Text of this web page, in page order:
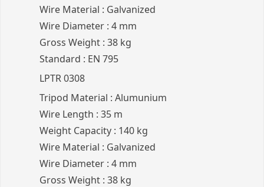
Wire Material : Galvanized
Wire Diameter : 4 mm
Gross Weight : 38 kg
Standard : EN 795
LPTR 0308
Tripod Material : Alumunium
Wire Length : 35 m
Weight Capacity : 140 kg
Wire Material : Galvanized
Wire Diameter : 4 mm
Gross Weight : 38 kg